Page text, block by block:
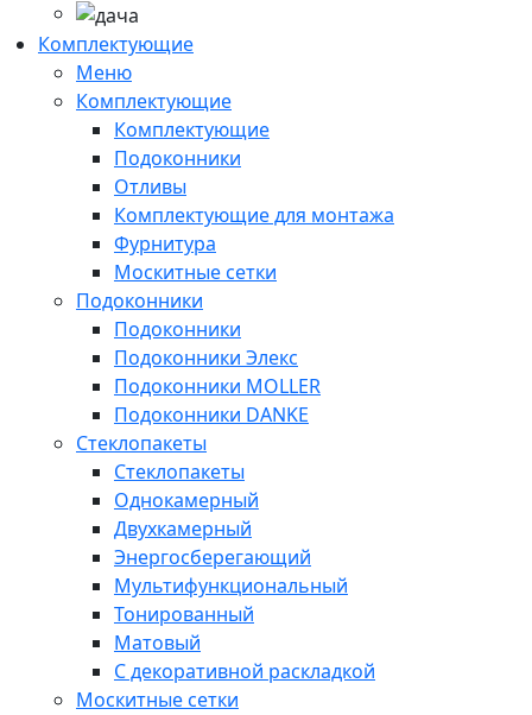
Комплектующие
Меню
Комплектующие
Комплектующие
Подоконники
Отливы
Комплектующие для монтажа
Фурнитура
Москитные сетки
Подоконники
Подоконники
Подоконники Элекс
Подоконники MOLLER
Подоконники DANKE
Стеклопакеты
Стеклопакеты
Однокамерный
Двухкамерный
Энергосберегающий
Мультифункциональный
Тонированный
Матовый
С декоративной раскладкой
Москитные сетки